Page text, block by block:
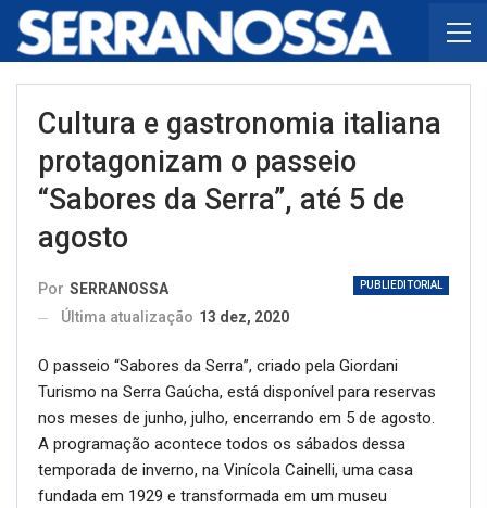
Cultura e gastronomia italiana
protagonizam o passeio
“Sabores da Serra”, até 5 de
agosto
PUBLIEDITORIAL
Por SERRANOSSA
Última atualização 13 dez, 2020
O passeio “Sabores da Serra”, criado pela Giordani
Turismo na Serra Gaúcha, está disponível para reservas
nos meses de junho, julho, encerrando em 5 de agosto.
A programação acontece todos os sábados dessa
temporada de inverno, na Vinícola Cainelli, uma casa
fundada em 1929 e transformada em um museu